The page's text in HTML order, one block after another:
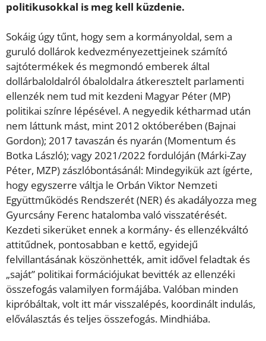
politikusokkal is meg kell küzdenie.
Sokáig úgy tűnt, hogy sem a kormányoldal, sem a
guruló dollárok kedvezményezettjeinek számító
sajtótermékek és megmondó emberek által
dollárbaloldalról óbaloldalra átkeresztelt parlamenti
ellenzék nem tud mit kezdeni Magyar Péter (MP)
politikai színre lépésével. A negyedik kétharmad után
nem láttunk mást, mint 2012 októberében (Bajnai
Gordon); 2017 tavaszán és nyarán (Momentum és
Botka László); vagy 2021/2022 fordulóján (Márki-Zay
Péter, MZP) zászlóbontásánál: Mindegyikük azt ígérte,
hogy egyszerre váltja le Orbán Viktor Nemzeti
Együttműködés Rendszerét (NER) és akadályozza meg
Gyurcsány Ferenc hatalomba való visszatérését.
Kezdeti sikerüket ennek a kormány- és ellenzékváltó
attitűdnek, pontosabban e kettő, egyidejű
felvillantásának köszönhették, amit idővel feladtak és
„saját” politikai formációjukat bevitték az ellenzéki
összefogás valamilyen formájába. Valóban minden
kipróbáltak, volt itt már visszalépés, koordinált indulás,
előválasztás és teljes összefogás. Mindhiába.